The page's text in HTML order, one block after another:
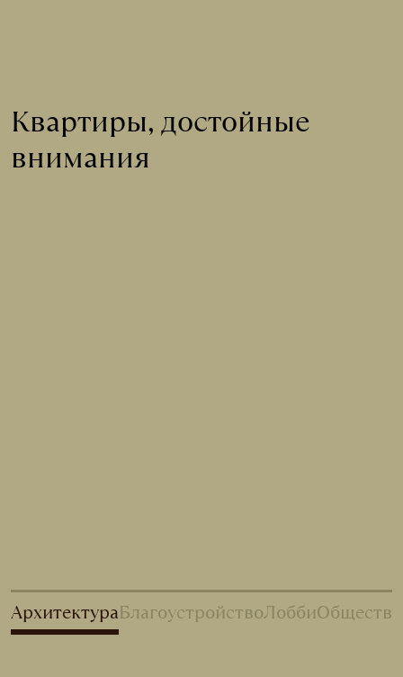
Квартиры, достойные
внимания
АрхитектураБлагоустройствоЛобби